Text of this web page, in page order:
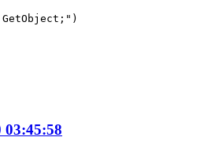
03:45:58